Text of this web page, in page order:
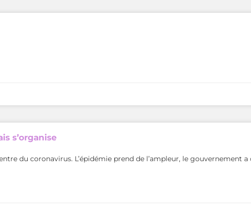
s’organise
du coronavirus. L’épidémie prend de l’ampleur, le gouvernement